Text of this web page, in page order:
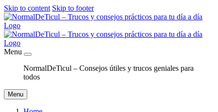
Skip to content Skip to footer
Menu
NormalDeTicul – Consejos útiles y trucos geniales para
todos
Menu